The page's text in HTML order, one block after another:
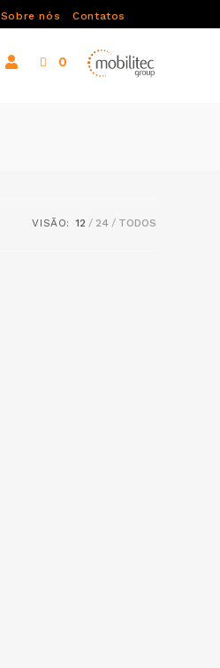
Sobre nós Contatos
0
VISÃO: 12 24 TODOS